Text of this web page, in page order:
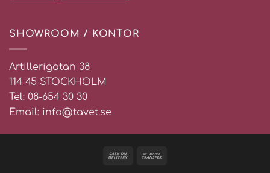
SHOWROOM / KONTOR
Artillerigatan 38
114 45 STOCKHOLM
Tel: 08-654 30 30
Email: info@tavet.se